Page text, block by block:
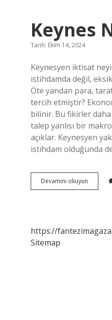
Keynes
Tarih: Ekim 14, 2024
Keynesyen iktisat
istihdamda değil,
Öte yandan para,
tercih etmiştir?
bilinir. Bu fikirler
talep yanlısı bir
açıklar. Keynesyen
istihdam olduğunda
Devamını okuyun
Neyi
https://
Sitemap